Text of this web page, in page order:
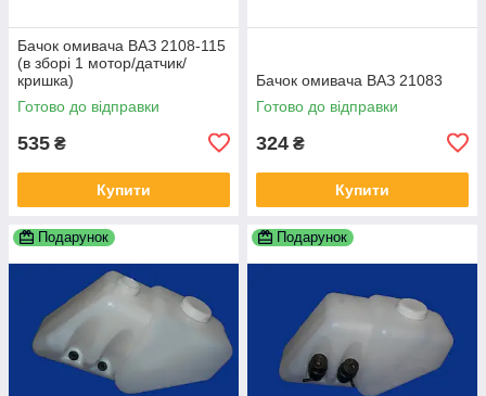
Бачок омивача ВАЗ 2108-115
(в зборі 1 мотор/датчик/
кришка)
Готово до відправки
535 ₴
Купити
Бачок омивача ВАЗ 21083
Готово до відправки
324 ₴
Купити
Подарунок Подарунок